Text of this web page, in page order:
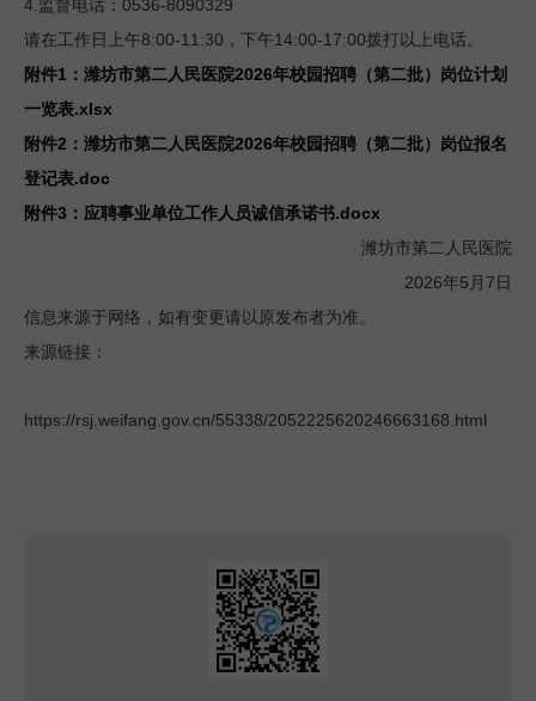
4. 监督电话： 0536-8090329
请在工作日上午8:00-11:30 ，下午14:00-17:00拨打以上电话。
附件1 ：潍坊市第二人民医院2026年校 园招聘（第二批）岗位计划
一览表.xlsx
附件2 ：潍坊市第二人民医院2026年校园招聘（第二批）岗位报名
登记表.doc
附件3 ：应聘事业单位工作人员诚信承诺书.docx
潍坊市第二人民医院
2026年5 月 7 日
信息来源于网络，如有变更请以原发布者为准。
来源链接：
https://rsj.weifang.gov.cn/55338/2052225620246663168.html